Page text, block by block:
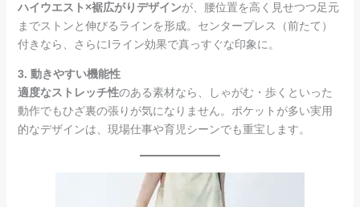
ハイウエスト×裾広がりデザインが、腰位置を高く見せつつ足元
までストンと伸びるラインを形成。センタープレス（前たて）
付きなら、さらにIライン効果で真っすぐな印象に。
3. 動きやすい機能性
適度なストレッチ性のある素材なら、しゃがむ・歩くといった
動作でもひざ裏の張りが気になりません。ポケットが多い実用
的なデザインは、現場仕事や育児シーンでも重宝します。